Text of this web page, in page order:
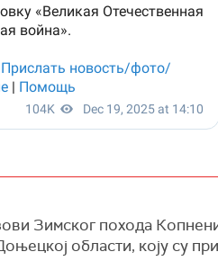
Зимског похода
области, коју су